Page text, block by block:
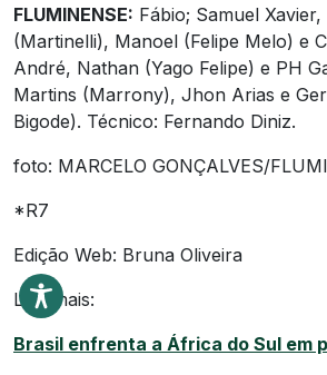
FLUMINENSE: Fábio; Samuel
(Martinelli), Manoel (Felipe Melo) e
André, Nathan (Yago Felipe) e PH
Martins (Marrony), Jhon Arias e
Bigode). Técnico: Fernando Diniz.
foto: MARCELO GONÇALVES/
*R7
Edição Web: Bruna Oliveira
Leia mais:
Brasil enfrenta a África do Sul em